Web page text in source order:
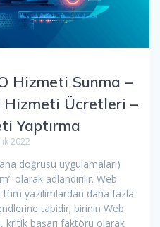
Hizmeti Sunma –
Hizmeti Ücretleri –
Yaptırma
2022
doğrusu uygulamaları)
olarak adlandırılır. Web
yazılımlardan daha fazla
tabidir; birinin Web
kritik başarı faktörü olarak